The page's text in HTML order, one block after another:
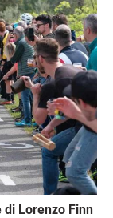
di Lorenzo Finn